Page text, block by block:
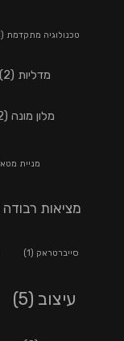
טכנולוגיה מתקדמת (1)
מדליות (2)
מלון מונה (2)
מניית מטא
מציאות רבודה
סייברטראק (1)
עיצוב (5)